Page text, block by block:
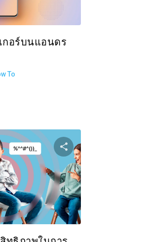
กอร์บนแอนดร
To
แบ่งปันบทความ
ทวิตเตอร์